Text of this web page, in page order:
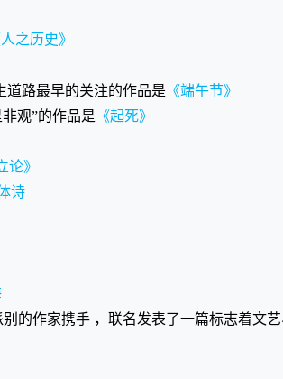
人之历史》
道路最早的关注的作品是 《端午节》
观”的作品是 《起死》
论》
诗
的作家携手 ，联名发表了一篇标志着文